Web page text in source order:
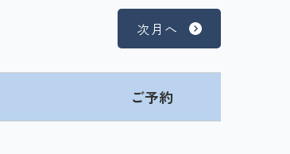
次月へ
ご予約